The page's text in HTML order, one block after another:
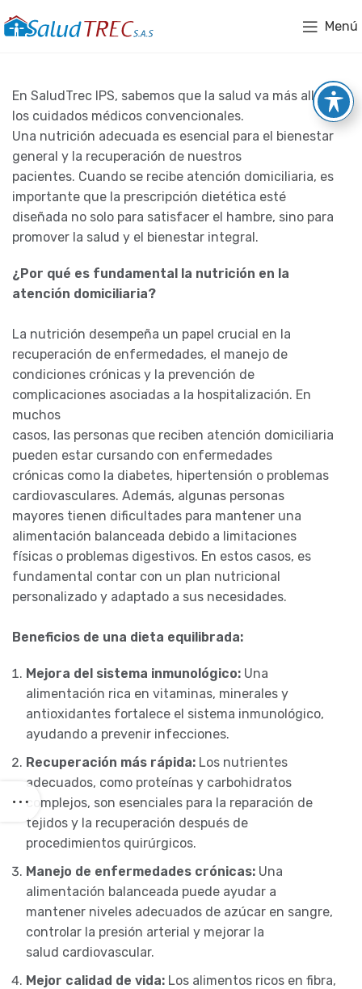
Menú
En SaludTrec IPS, sabemos que la salud va más allá de
los cuidados médicos convencionales.
Una nutrición adecuada es esencial para el bienestar
general y la recuperación de nuestros
pacientes. Cuando se recibe atención domiciliaria, es
importante que la prescripción dietética esté
diseñada no solo para satisfacer el hambre, sino para
promover la salud y el bienestar integral.
¿Por qué es fundamental la nutrición en la
atención domiciliaria?
La nutrición desempeña un papel crucial en la
recuperación de enfermedades, el manejo de
condiciones crónicas y la prevención de
complicaciones asociadas a la hospitalización. En
muchos
casos, las personas que reciben atención domiciliaria
pueden estar cursando con enfermedades
crónicas como la diabetes, hipertensión o problemas
cardiovasculares. Además, algunas personas
mayores tienen dificultades para mantener una
alimentación balanceada debido a limitaciones
físicas o problemas digestivos. En estos casos, es
fundamental contar con un plan nutricional
personalizado y adaptado a sus necesidades.
Beneficios de una dieta equilibrada:
Mejora del sistema inmunológico: Una
alimentación rica en vitaminas, minerales y
antioxidantes fortalece el sistema inmunológico,
ayudando a prevenir infecciones.
Recuperación más rápida: Los nutrientes
adecuados, como proteínas y carbohidratos
complejos, son esenciales para la reparación de
tejidos y la recuperación después de
procedimientos quirúrgicos.
Manejo de enfermedades crónicas: Una
alimentación balanceada puede ayudar a
mantener niveles adecuados de azúcar en sangre,
controlar la presión arterial y mejorar la
salud cardiovascular.
Mejor calidad de vida: Los alimentos ricos en fibra,